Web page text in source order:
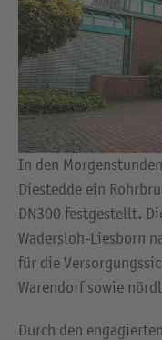
In den
Diestedde ein
DN300 festgestellt.
Wadersloh-Liesborn
für die
Warendorf sowie
Durch den